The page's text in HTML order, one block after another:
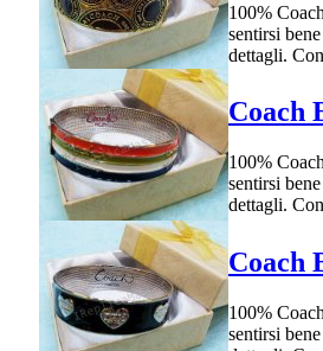
100%
sentirsi
dettagli.
Coach
100%
sentirsi
dettagli.
Coach
100%
sentirsi